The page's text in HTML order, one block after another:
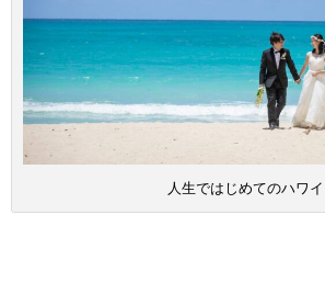
人生ではじめてのハワイ